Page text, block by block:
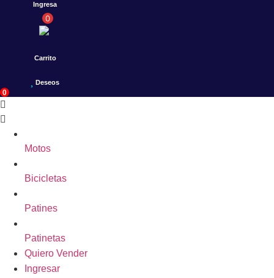
Ingresa
0
Carrito
Deseos
0
Motos
Bicicletas
Patines
Patinetas
Quiero Vender
Ingresar